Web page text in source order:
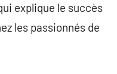
explique le succès
les passionnés de